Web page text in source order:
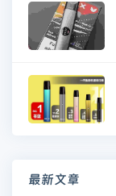
最新文章